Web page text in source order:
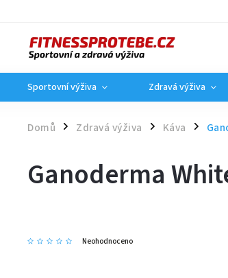
Sportovní výživa Zdravá výživa
Domů / Zdravá výživa / Káva /
Ganoderma
Neohodnoceno